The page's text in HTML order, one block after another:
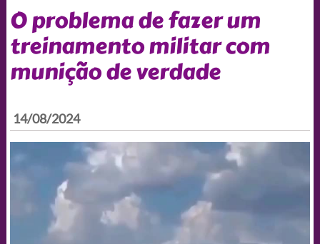
O problema de fazer um
treinamento militar com
munição de verdade
14/08/2024